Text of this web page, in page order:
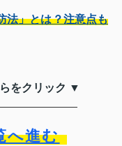
法」とは？注意点も
をクリック ▼
へ進む